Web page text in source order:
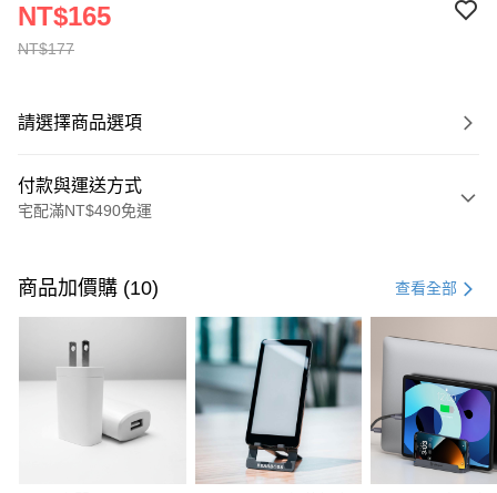
NT$177
NT$165
請選擇商品選項
付款與運送方式
宅配滿NT$490免運
信用卡一次付款
3 期 0 利率 每期 NT$55
第一商業銀行
華南商業銀行
彰化商業銀行
上海商業儲蓄銀行
台北富邦商業銀行
兆豐國際商業銀行
臺灣中小企業銀行
台中商業銀行
NT$27 21家銀行
合作金庫商業銀行
第一商業銀行
彰化商業銀行
台北富邦商業銀行
商品加價購 (10) 查看全部